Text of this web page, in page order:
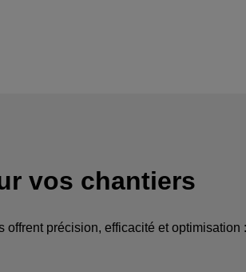
vos chantiers
précision, efficacité et optimisation :